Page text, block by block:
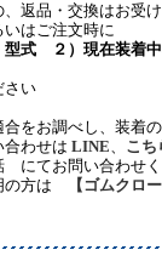
、返品・交換はお受
はご注文時に
型式 ２）現在装着
さい
をお調べし、装着
合わせはLINE、 こち
にてお問い合わせ
の方は
【ゴムクロ